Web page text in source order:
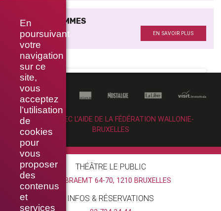
En
poursuivant
votre
navigation
sur ce
site,
vous
acceptez
l’utilisation
de
cookies
pour
vous
proposer
des
contenus
et
services
MARIS ET FEMMES
Avec EN SAVOIR PLUS
RÉALISÉ AVEC L’AIDE DE LA FÉDÉRATION WALLONIE-
BRUXELLES
THÉÂTRE LE PUBLIC
RUE BRAEMT 64-70, 1210 BRUXELLES
INFOS & RÉSERVATIONS